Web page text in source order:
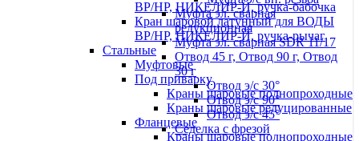
ВР/НР, НИКЕЛИР-Й, ручка-бабочка
Кран шаровой латунный для ВОДЫ
ВР/НР, НИКЕЛИР-Й, ручка-рычаг
Стальные
Муфтовые
Под приварку
Краны шаровые полнопроходные
Краны шаровые редуцированные
Фланцевые
Краны шаровые полнопроходные
Муфта эл. cварная
редукционная
Муфта эл. сварная SDR 11/17
Отвод 45 г, Отвод 90 г, Отвод
30 г
Отвод э/с 30°
Отвод э/с 90°
Отвод э/с 45°
Седелка с фрезой